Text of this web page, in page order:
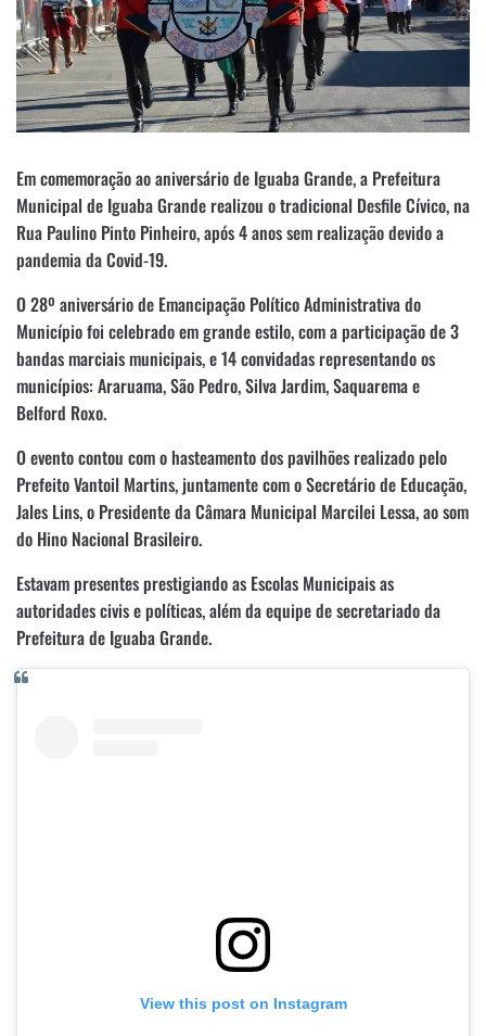
Em comemoração ao aniversário de Iguaba Grande, a Prefeitura
Municipal de Iguaba Grande realizou o tradicional Desfile Cívico, na
Rua Paulino Pinto Pinheiro, após 4 anos sem realização devido a
pandemia da Covid-19.
O 28º aniversário de Emancipação Político Administrativa do
Município foi celebrado em grande estilo, com a participação de 3
bandas marciais municipais, e 14 convidadas representando os
municípios: Araruama, São Pedro, Silva Jardim, Saquarema e
Belford Roxo.
O evento contou com o hasteamento dos pavilhões realizado pelo
Prefeito Vantoil Martins, juntamente com o Secretário de Educação,
Jales Lins, o Presidente da Câmara Municipal Marcilei Lessa, ao som
do Hino Nacional Brasileiro.
Estavam presentes prestigiando as Escolas Municipais as
autoridades civis e políticas, além da equipe de secretariado da
Prefeitura de Iguaba Grande.
View this post on Instagram